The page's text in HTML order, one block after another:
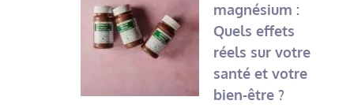
magnésium :
Quels effets
réels sur votre
santé et votre
bien-être ?